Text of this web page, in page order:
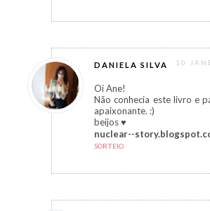
DANIELA SILVA 10
Oi Ane!
Não conhecia este livro e
apaixonante. :)
beijos ♥
nuclear--
SORTEIO